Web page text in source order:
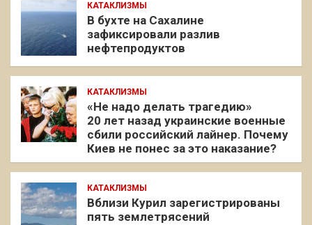
КАТАКЛИЗМЫ
В бухте на Сахалине
зафиксировали разлив
нефтепродуктов
КАТАКЛИЗМЫ
«Не надо делать трагедию»
20 лет назад украинские военные
сбили российский лайнер. Почему
Киев не понес за это наказание?
КАТАКЛИЗМЫ
Вблизи Курил зарегистрированы
пять землетрясений